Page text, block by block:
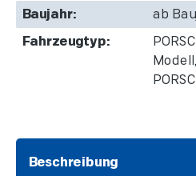
Baujahr: ab
Fahrzeugtyp:
Beschreibung